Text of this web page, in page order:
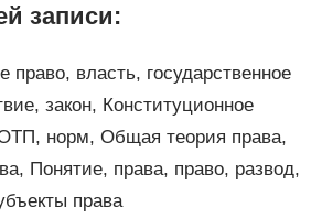
записи:
право, власть, государственное
закон, Конституционное
норм, Общая теория права,
Понятие, права, право, развод,
права